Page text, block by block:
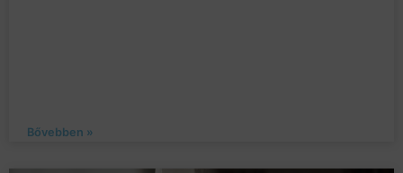
Bővebben »